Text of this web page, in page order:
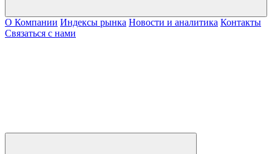
О Компании Индексы рынка Новости и аналитика Контакты
Связаться с нами